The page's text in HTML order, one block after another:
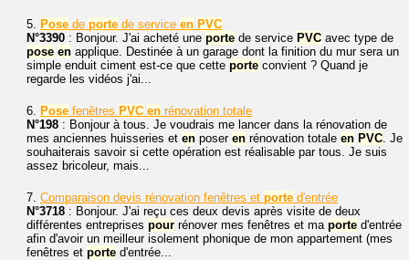
5. Pose de porte de service en PVC
N°3390 : Bonjour. J'ai acheté une porte de service PVC avec type de
pose en applique. Destinée à un garage dont la finition du mur sera un
simple enduit ciment est-ce que cette porte convient ? Quand je
regarde les vidéos j'ai...
6. Pose fenêtres PVC en rénovation totale
N°198 : Bonjour à tous. Je voudrais me lancer dans la rénovation de
mes anciennes huisseries et en poser en rénovation totale en PVC. Je
souhaiterais savoir si cette opération est réalisable par tous. Je suis
assez bricoleur, mais...
7. Comparaison devis rénovation fenêtres et porte d'entrée
N°3718 : Bonjour. J'ai reçu ces deux devis après visite de deux
différentes entreprises pour rénover mes fenêtres et ma porte d'entrée
afin d'avoir un meilleur isolement phonique de mon appartement (mes
fenêtres et porte d'entrée...